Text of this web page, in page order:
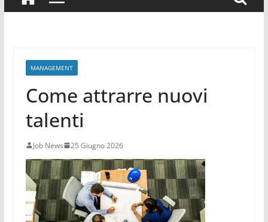
MANAGEMENT
Come attrarre nuovi
talenti
Job News 25 Giugno 2026